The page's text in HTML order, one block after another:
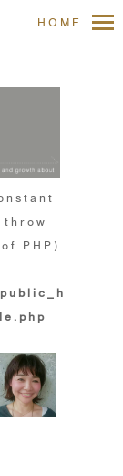
HOME
PHP)